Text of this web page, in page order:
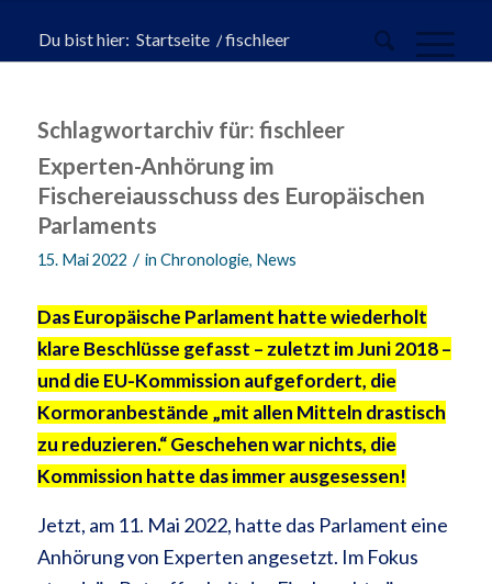
Du bist hier: Startseite /fischleer
Schlagwortarchiv für: fischleer
Experten-Anhörung im
Fischereiausschuss des Europäischen
Parlaments
15. Mai 2022 / in Chronologie, News
Das Europäische Parlament hatte wiederholt
klare Beschlüsse gefasst – zuletzt im Juni 2018 –
und die EU-Kommission aufgefordert, die
Kormoranbestände „mit allen Mitteln drastisch
zu reduzieren.“ Geschehen war nichts, die
Kommission hatte das immer ausgesessen!
Jetzt, am 11. Mai 2022, hatte das Parlament eine
Anhörung von Experten angesetzt. Im Fokus